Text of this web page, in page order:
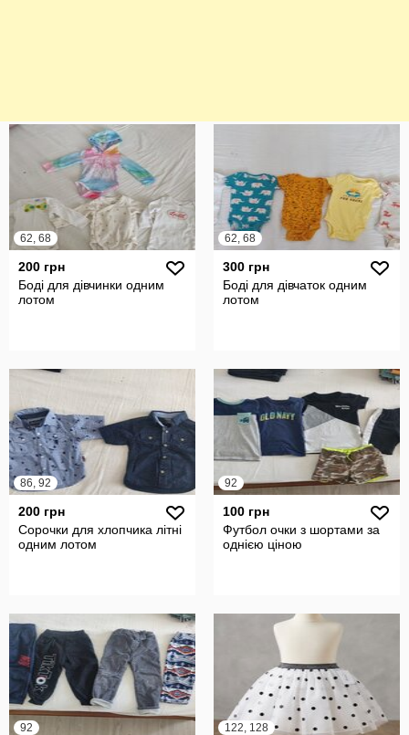
62, 68
200 грн
Боді для дівчинки одним
лотом
62, 68
300 грн
Боді для дівчаток одним
лотом
86, 92
200 грн
Сорочки для хлопчика літні
одним лотом
92
100 грн
Футбол очки з шортами за
однією ціною
92 122, 128